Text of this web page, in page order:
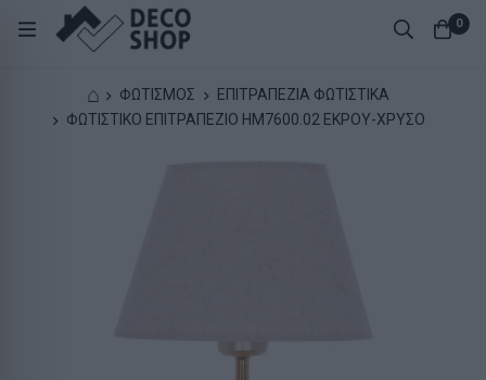
0
⌂ ΦΩΤΙΣΜΟΣ
ΕΠΙΤΡΑΠΕΖΙΑ ΦΩΤΙΣΤΙΚΑ
ΦΩΤΙΣΤΙΚΟ ΕΠΙΤΡΑΠΕΖΙΟ HM7600.02 ΕΚΡΟΥ-ΧΡΥΣΟ